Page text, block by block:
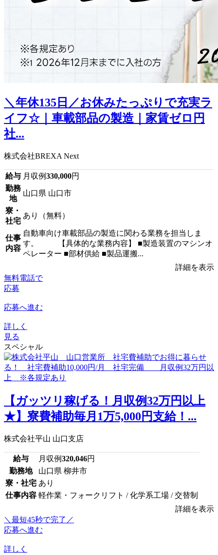
＼年休135日／お休みたっぷりで充実ラ
イフ☆｜車載部品の製造｜家賃ゼロ円
社...
株式会社BREXA Next
給与 月収例330,000円
勤務
地
山口県 山口市
寮・
社宅
あり（無料）
仕事
内容
自動車向け車載部品の製造に関わる業務を担当しま
す。 【具体的な業務内容】 ■製造装置のマシンオ
ペレーター ■部材供給 ■製品運搬...
詳細を表示
無料電話で
応募
応募へ進む
詳しく
見る
スペシャル
【ガッツリ稼げる！月収例32万円以上
★】寮費補助毎月1万5,000円支給！...
株式会社平山 山口支店
給与 月収例320,046円
勤務地
山口県 柳井市
寮・社宅 あり
仕事内容 軽作業・フォークリフト / 化学系工場 / 交替制
詳細を表示
＼最短45秒で完了／
応募へ進む
詳しく